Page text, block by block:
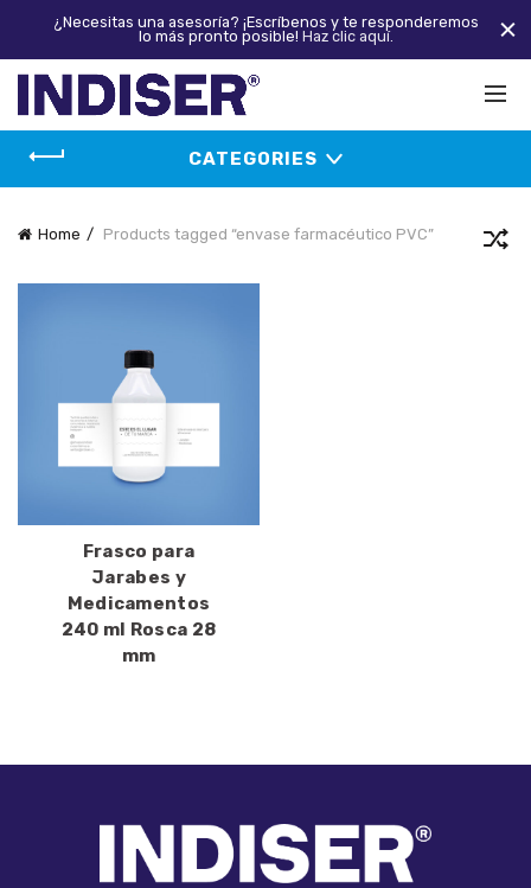
CATEGORIES
Home Products tagged “envase farmacéutico PVC”
Frasco para
Jarabes y
Medicamentos
240 ml Rosca 28
mm
¿Necesitas una asesoría? ¡Escríbenos y te responderemos
lo más pronto posible! Haz clic aquí.